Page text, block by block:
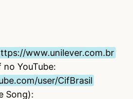
www.unilever.com.br
YouTube:
user/CifBrasil
Song):